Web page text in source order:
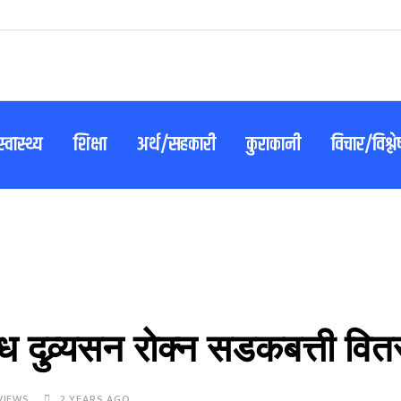
शिक्षा अर्थ/सहकारी कुराकानी विचार/
दुव्र्यसन रोक्न सडकबत्ती